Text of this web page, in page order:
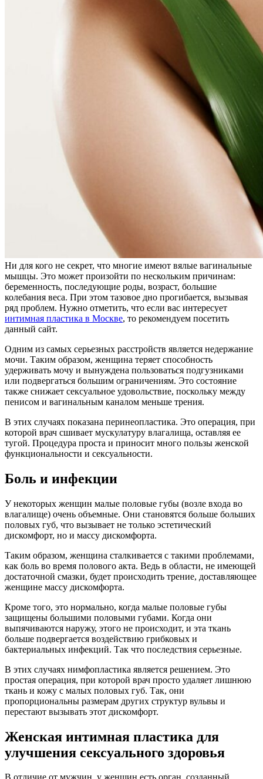
Ни для кого не секрет, что многие имеют вялые вагинальные
мышцы. Это может произойти по нескольким причинам:
беременность, последующие роды, возраст, большие
колебания веса. При этом тазовое дно прогибается, вызывая
ряд проблем. Нужно отметить, что если вас интересует
интимная пластика в Москве, то рекомендуем посетить
данный сайт.
Одним из самых серьезных расстройств является недержание
мочи. Таким образом, женщина теряет способность
удерживать мочу и вынуждена пользоваться подгузниками
или подвергаться большим ограничениям. Это состояние
также снижает сексуальное удовольствие, поскольку между
пенисом и вагинальным каналом меньше трения.
В этих случаях показана перинеопластика. Это операция, при
которой врач сшивает мускулатуру влагалища, оставляя ее
тугой. Процедура проста и приносит много пользы женской
функциональности и сексуальности.
Боль и инфекции
У некоторых женщин малые половые губы (возле входа во
влагалище) очень объемные. Они становятся больше больших
половых губ, что вызывает не только эстетический
дискомфорт, но и массу дискомфорта.
Таким образом, женщина сталкивается с такими проблемами,
как боль во время полового акта. Ведь в области, не имеющей
достаточной смазки, будет происходить трение, доставляющее
женщине массу дискомфорта.
Кроме того, это нормально, когда малые половые губы
защищены большими половыми губами. Когда они
выпячиваются наружу, этого не происходит, и эта ткань
больше подвергается воздействию грибковых и
бактериальных инфекций. Так что последствия серьезные.
В этих случаях нимфопластика является решением. Это
простая операция, при которой врач просто удаляет лишнюю
ткань и кожу с малых половых губ. Так, они
пропорциональны размерам других структур вульвы и
перестают вызывать этот дискомфорт.
Женская интимная пластика для
улучшения сексуального здоровья